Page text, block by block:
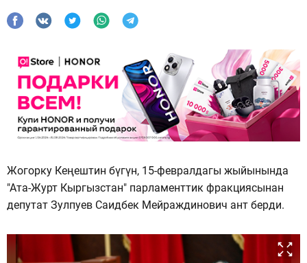
Жогорку Кеңештин бүгүн, 15-февралдагы жыйынында
"Ата-Журт Кыргызстан" парламенттик фракциясынан
депутат Зулпуев Саидбек Мейраждинович ант берди.